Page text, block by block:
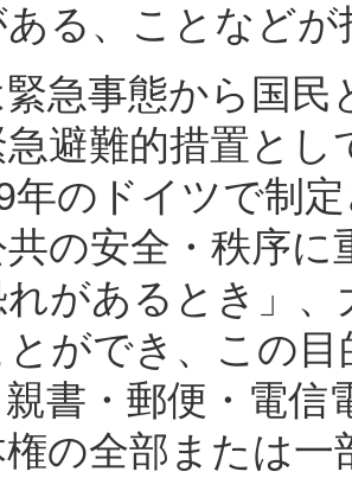
ある、ことなど
急事態から国民
急避難的措置と
年のドイツで制
の安全・秩序に
れがあるとき」
とができ、この
書・郵便・電信
の全部または